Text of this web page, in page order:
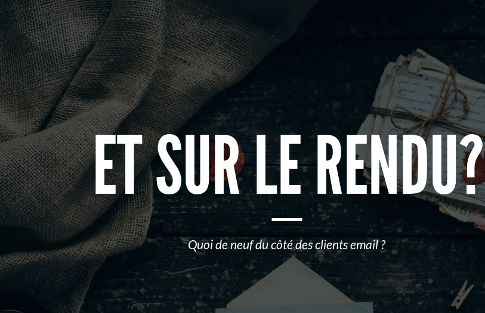
ET SUR LE RENDU?
Quoi de neuf du côté des clients email ?
Et
sur
le
rendu?
Quoi
de
neuf
du
côté
des
clients
email
?